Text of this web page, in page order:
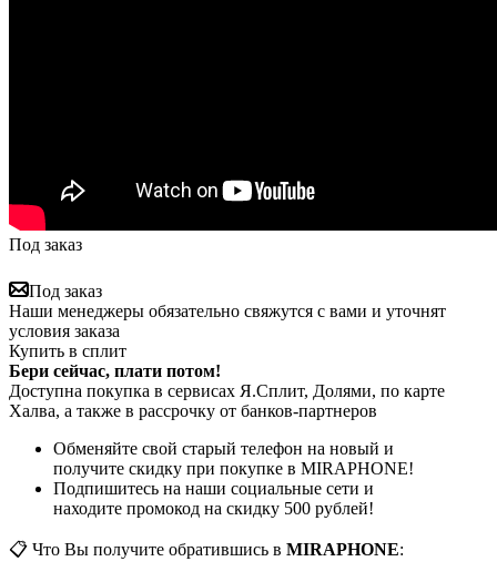
Под заказ
Под заказ
Наши менеджеры обязательно свяжутся с вами и уточнят
условия заказа
Купить в сплит
Бери сейчас, плати потом!
Доступна покупка в сервисах Я.Сплит, Долями, по карте
Халва, а также в рассрочку от банков-партнеров
Обменяйте свой старый телефон на новый и
получите скидку при покупке в MIRAPHONE!
Подпишитесь на наши социальные сети и
находите промокод на скидку 500 рублей!
📋 Что Вы получите обратившись в MIRAPHONE: